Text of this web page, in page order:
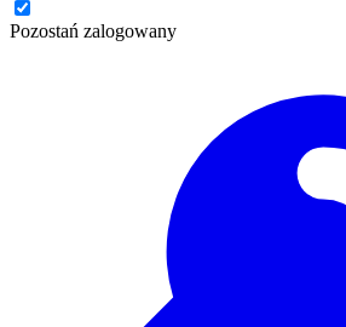
Pozostań zalogowany